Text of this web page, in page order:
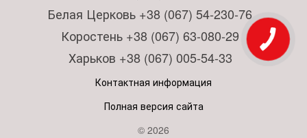
Белая Церковь +38 (067) 54-230-76
Коростень +38 (067) 63-080-29
Харьков +38 (067) 005-54-33
Контактная информация
Полная версия сайта
© 2026